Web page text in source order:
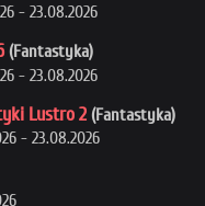
- 23.08.2026
(Fantastyka)
- 23.08.2026
Lustro 2 (Fantastyka)
- 23.08.2026